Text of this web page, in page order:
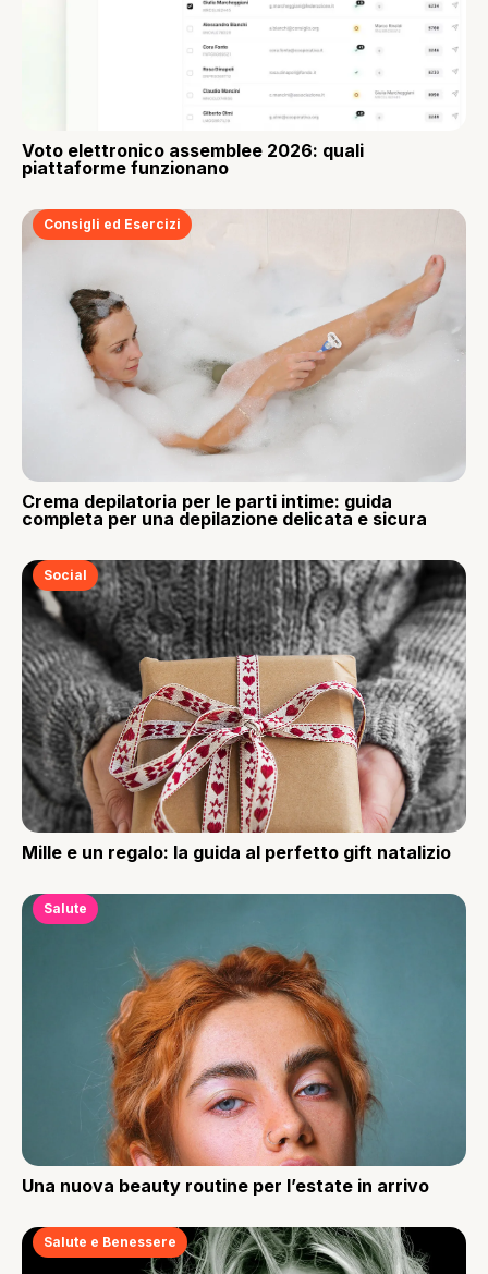
Voto elettronico assemblee 2026: quali
piattaforme funzionano
Consigli ed Esercizi
Crema depilatoria per le parti intime: guida
completa per una depilazione delicata e sicura
Social
Mille e un regalo: la guida al perfetto gift natalizio
Salute
Una nuova beauty routine per l’estate in arrivo
Salute e Benessere